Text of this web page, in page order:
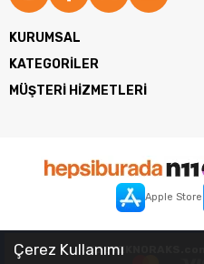
KURUMSAL
KATEGORİLER
MÜŞTERİ HİZMETLERİ
Apple Store
2026TEKNORAKS.com
Çerez Kullanımı